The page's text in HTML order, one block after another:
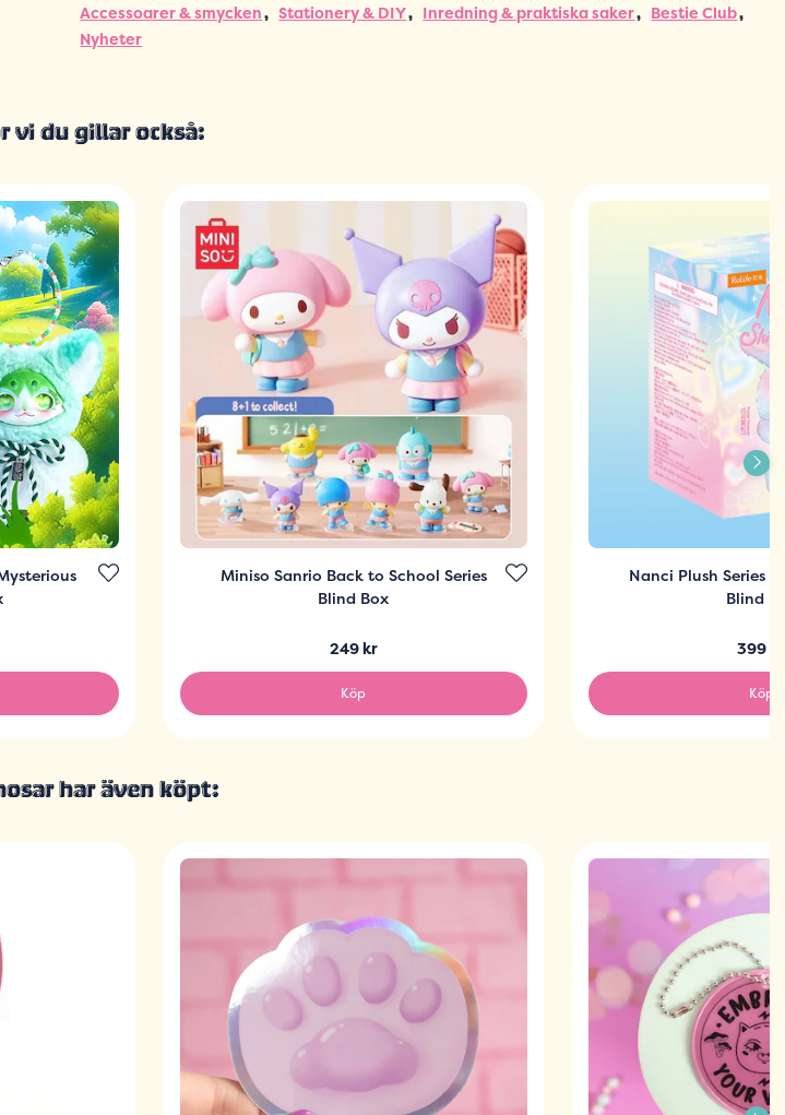
Accessoarer & smycken Stationery & DIY Inredning & praktiska saker
Bestie Club
Nyheter
vi du gillar också:
Miniso Sanrio Back to School Series
Blind Box
249 kr
Köp
Nanci Plush Series
Blind
399 kr
Köp
har även köpt: